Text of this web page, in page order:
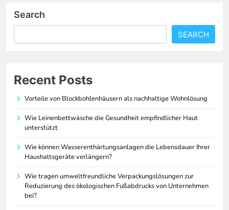
Search
SEARCH
Recent Posts
Vorteile von Blockbohlenhäusern als nachhaltige Wohnlösung
Wie Leinenbettwäsche die Gesundheit empfindlicher Haut
unterstützt
Wie können Wasserenthärtungsanlagen die Lebensdauer Ihrer
Haushaltsgeräte verlängern?
Wie tragen umweltfreundliche Verpackungslösungen zur
Reduzierung des ökologischen Fußabdrucks von Unternehmen
bei?